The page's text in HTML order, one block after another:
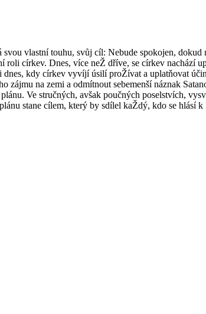
vlastní touhu, svůj cíl: Nebude spokojen, dokud
roli církev. Dnes, více neŽ dříve, se církev nachází
dnes, kdy církev vyvíjí úsilí proŽívat a uplatňovat
na zemi a odmítnout sebemenší náznak
Ve stručných, avšak poučných poselstvích,
stane cílem, který by sdílel kaŽdý, kdo se hlásí k